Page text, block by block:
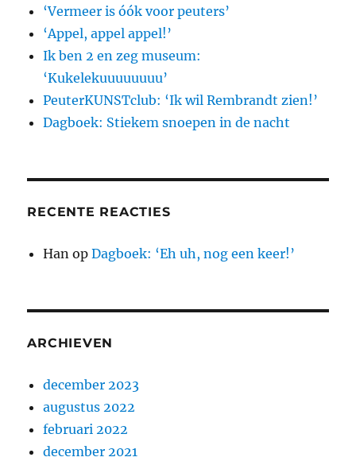
‘Vermeer is óók voor peuters’
‘Appel, appel appel!’
Ik ben 2 en zeg museum:
‘Kukelekuuuuuuuu’
PeuterKUNSTclub: ‘Ik wil Rembrandt zien!’
Dagboek: Stiekem snoepen in de nacht
RECENTE REACTIES
Han opDagboek: ‘Eh uh, nog een keer!’
ARCHIEVEN
december 2023
augustus 2022
februari 2022
december 2021